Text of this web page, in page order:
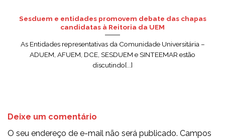
Sesduem e entidades promovem debate das chapas
candidatas à Reitoria da UEM
As Entidades representativas da Comunidade Universitária –
ADUEM, AFUEM, DCE, SESDUEM e SINTEEMAR estão
discutindo[...]
Deixe um comentário
O seu endereço de e-mail não será publicado. Campos